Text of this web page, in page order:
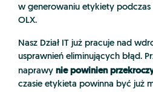
w generowaniu etykiety podczas
OLX.
Nasz Dział IT już pracuje nad
usprawnień eliminujących błąd.
naprawy nie powinien
czasie etykieta powinna być już